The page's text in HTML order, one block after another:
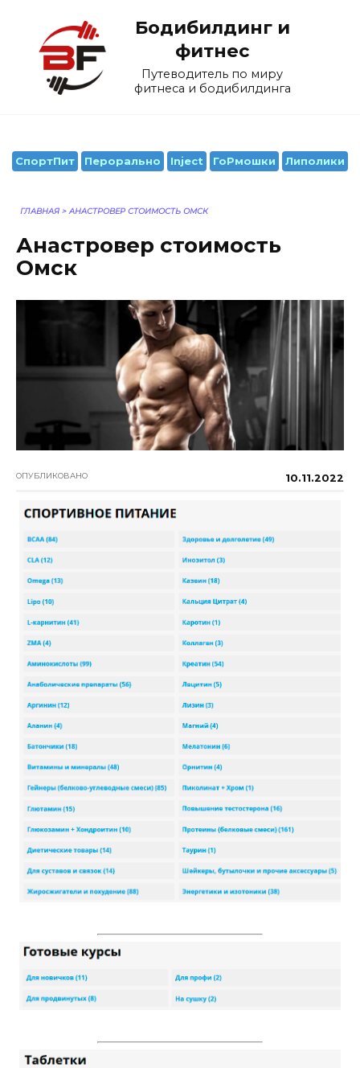
содержанию
Бодибилдинг и
фитнес
Путеводитель по миру
фитнеса и бодибилдинга
СпортПит Перорально Inject ГоРмошки Липолики
ГЛАВНАЯ > АНАСТРОВЕР СТОИМОСТЬ ОМСК
Анастровер стоимость
Омск
ОПУБЛИКОВАНО 10.11.2022